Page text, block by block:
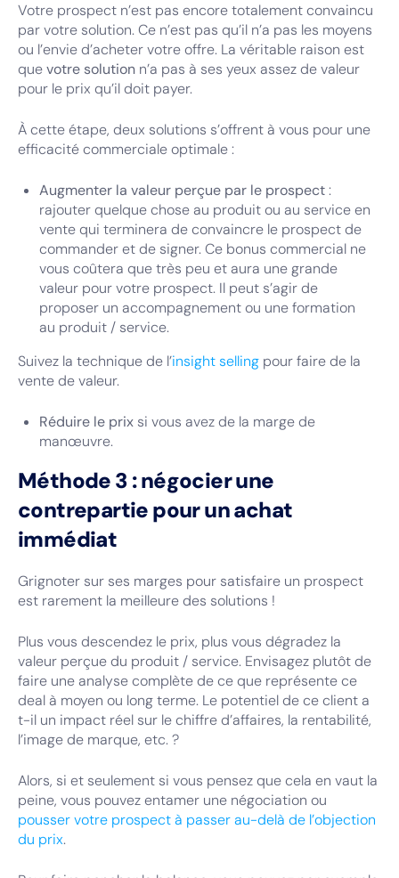
Votre prospect n’est pas encore totalement convaincu
par votre solution. Ce n’est pas qu’il n’a pas les moyens
ou l’envie d’acheter votre offre. La véritable raison est
quevotre solution n’a pas à ses yeux assez de valeur
pour le prix qu’il doit payer.
À cette étape, deux solutions s’offrent à vous pour une
efficacité commerciale optimale :
Augmenter la valeur perçue par le prospect:
rajouter quelque chose au produit ou au service en
vente qui terminera de convaincre le prospect de
commander et de signer. Ce bonus commercial ne
vous coûtera que très peu et aura une grande
valeur pour votre prospect. Il peut s’agir de
proposer un accompagnement ou une formation
au produit / service.
Suivez la technique de l’insight selling pour faire de la
vente de valeur.
Réduire le prix si vous avez de la marge de
manœuvre.
Méthode 3 : négocier une
contrepartie pour un achat
immédiat
Grignoter sur ses marges pour satisfaire un prospect
est rarement la meilleure des solutions !
Plus vous descendez le prix, plus vous dégradez la
valeur perçue du produit / service. Envisagez plutôt de
faire une analyse complète de ce que représente ce
deal à moyen ou long terme. Le potentiel de ce client a
t-il un impact réel sur le chiffre d’affaires, la rentabilité,
l’image de marque, etc. ?
Alors, si et seulement si vous pensez que cela en vaut la
peine, vous pouvez entamer une négociation ou
pousser votre prospect à passer au-delà de l’objection
du prix.